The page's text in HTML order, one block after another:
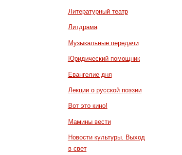
Литературный театр
Литдрама
Музыкальные передачи
Юридический помощник
Евангелие дня
Лекции о русской поэзии
Вот это кино!
Мамины вести
Новости культуры. Выход
в свет